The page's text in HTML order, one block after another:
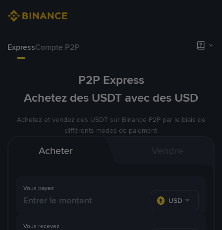
ExpressCompte P2P
P2P Express
Achetez des USDT avec des USD
Achetez et vendez des USDT sur Binance P2P par le biais de
différents modes de paiement
Acheter
Vous payez
USD
Vous recevez